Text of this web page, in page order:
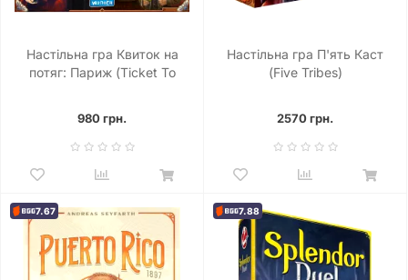
Настільна гра Квиток на
потяг: Париж (Ticket To
980 грн.
Настільна гра П'ять Каст
(Five Tribes)
2570 грн.
7.67 7.88